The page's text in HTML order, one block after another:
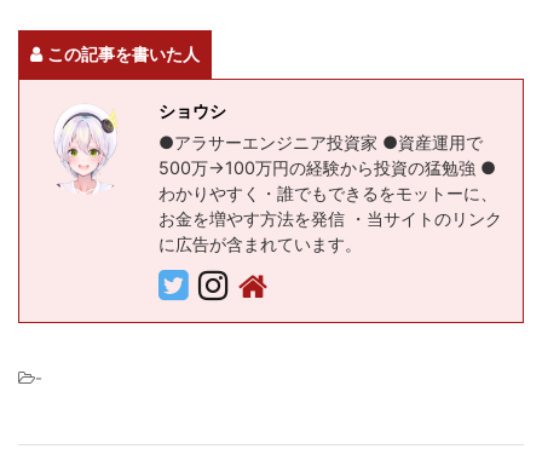
この記事を書いた人
ショウシ
●アラサーエンジニア投資家 ●資産運用で
500万→100万円の経験から投資の猛勉強 ●
わかりやすく・誰でもできるをモットーに、
お金を増やす方法を発信 ・当サイトのリンク
に広告が含まれています。
-